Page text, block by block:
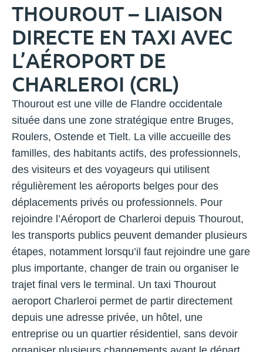
THOUROUT – LIAISON
DIRECTE EN TAXI AVEC
L’AÉROPORT DE
CHARLEROI (CRL)
Thourout est une ville de Flandre occidentale
située dans une zone stratégique entre Bruges,
Roulers, Ostende et Tielt. La ville accueille des
familles, des habitants actifs, des professionnels,
des visiteurs et des voyageurs qui utilisent
régulièrement les aéroports belges pour des
déplacements privés ou professionnels. Pour
rejoindre l’Aéroport de Charleroi depuis Thourout,
les transports publics peuvent demander plusieurs
étapes, notamment lorsqu’il faut rejoindre une gare
plus importante, changer de train ou organiser le
trajet final vers le terminal. Un taxi Thourout
aeroport Charleroi permet de partir directement
depuis une adresse privée, un hôtel, une
entreprise ou un quartier résidentiel, sans devoir